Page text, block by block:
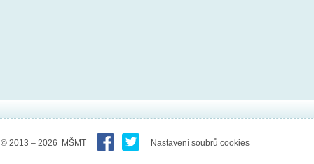
© 2013 – 2026 MŠMT Nastavení soubrů cookies